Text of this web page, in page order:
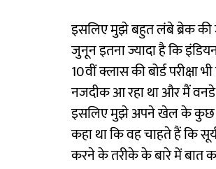
इसलिए मुझे बहुत लंबे ब्रेक की
जुनून इतना ज्यादा है कि
10वीं क्लास की बोर्ड
नजदीक आ रहा था और मैं वनडे
इसलिए मुझे अपने खेल के कुछ
कहा था कि वह चाहते हैं कि
करने के तरीके के बारे में बात